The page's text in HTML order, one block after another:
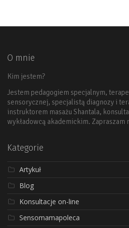
O mnie
Kim jestem?
Jestem pedagogiem specjalnym,
sensorycznej, specjalistą diagnozy i
instruktorem masażu Shantala,
wykładowcą akademickim. Zapraszam
Kategorie
Artykuł
Blog
Konsultacje on-line
Sensomamapoleca